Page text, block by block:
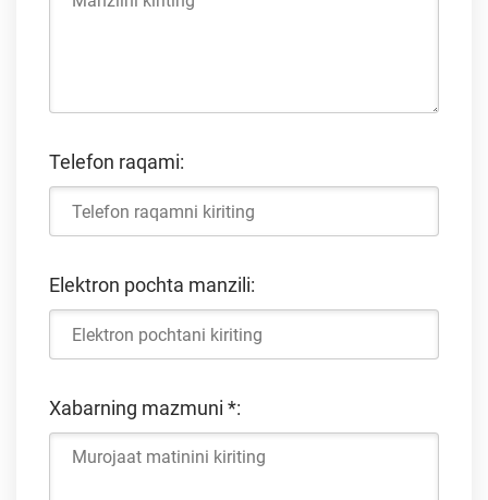
Telefon raqami:
Elektron pochta manzili:
Xabarning mazmuni *: